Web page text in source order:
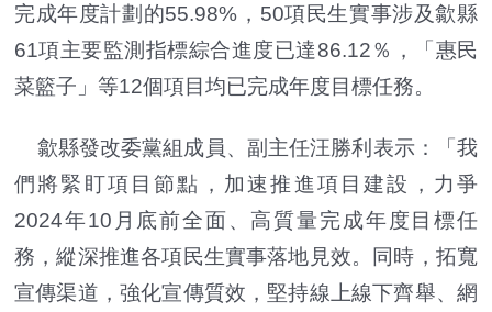
完成年度計劃的55.98%，50項民生實事涉及歙縣
61項主要監測指標綜合進度已達86.12％，「惠民
菜籃子」等12個項目均已完成年度目標任務。
歙縣發改委黨組成員、副主任汪勝利表示：「我
們將緊盯項目節點，加速推進項目建設，力爭
2024年10月底前全面、高質量完成年度目標任
務，縱深推進各項民生實事落地見效。同時，拓寬
宣傳渠道，強化宣傳質效，堅持線上線下齊舉、網